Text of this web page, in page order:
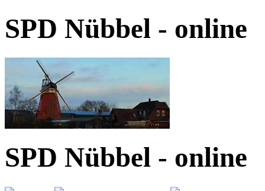
SPD Nübbel - online
SPD Nübbel - online